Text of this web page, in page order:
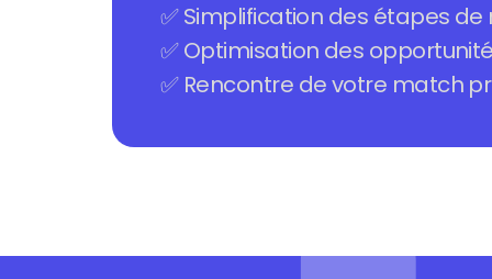
✅ Simplification des étapes
✅ Optimisation des
✅ Rencontre de votre match